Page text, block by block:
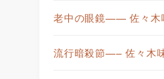
老中の眼鏡—— 佐々木
流行暗殺節—– 佐々木